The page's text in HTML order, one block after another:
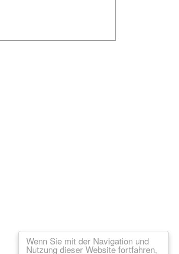
Wenn Sie mit der Navigation und
Nutzung dieser Website fortfahren,